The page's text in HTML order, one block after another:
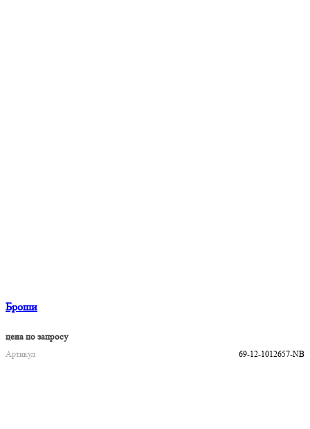
Броши
цена по запросу
Артикул
69-12-1012657-NB